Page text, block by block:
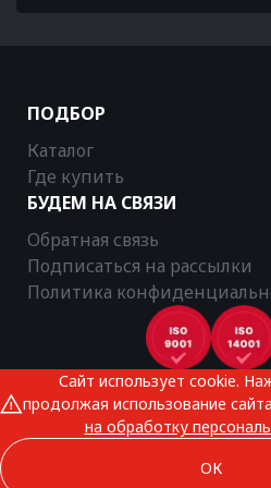
ПОДБОР
Каталог
Где купить
БУДЕМ НА СВЯЗИ
Обратная связь
Подписаться на рассылки
Политика
CTR ©
Все права
Сайт использует cookie.
продолжая использование
на обработку
ОК